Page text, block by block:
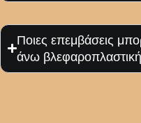
Ποιες επεμβάσεις
άνω